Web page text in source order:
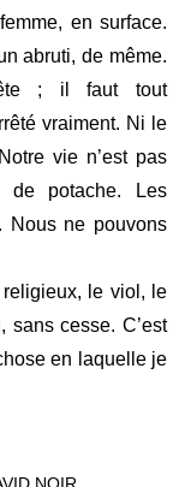
en surface.
abruti, de même.
; il faut tout
vraiment. Ni le
vie n’est pas
potache. Les
Nous ne pouvons
religieux, le viol, le
cesse. C’est
en laquelle je
NOIR